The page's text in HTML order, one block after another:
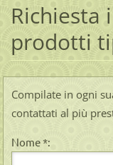
Richiesta
prodotti
Compilate in ogni
contattati al più
Nome *: